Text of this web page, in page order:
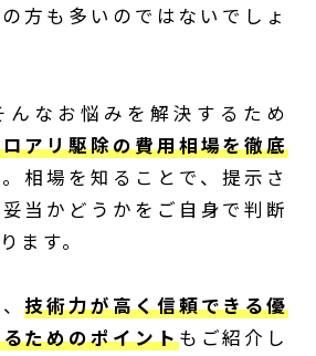
方も多いのではないでしょ
んなお悩みを解決するため
アリ駆除の費用相場を徹底
相場を知ることで、提示さ
当かどうかをご自身で判断
ます。
技術力が高く信頼できる優
ためのポイントもご紹介し